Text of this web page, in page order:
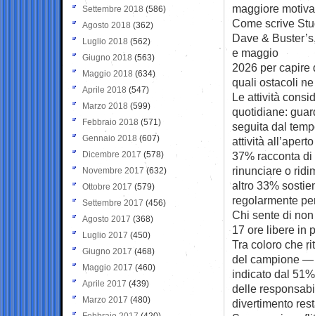
maggiore
Come scrive
Dave &
e maggio
2026 per capire
quali ostacoli
Le attività
quotidiane:
seguita dal
attività
37% racconta
rinunciare o
altro 33%
regolarmente
Chi sente di
17 ore libere in
Tra coloro che
del campione —
indicato dal
delle
divertimento
Settembre 2018 (586)
Agosto 2018 (362)
Luglio 2018 (562)
Giugno 2018 (563)
Maggio 2018 (634)
Aprile 2018 (547)
Marzo 2018 (599)
Febbraio 2018 (571)
Gennaio 2018 (607)
Dicembre 2017 (578)
Novembre 2017 (632)
Ottobre 2017 (579)
Settembre 2017 (456)
Agosto 2017 (368)
Luglio 2017 (450)
Giugno 2017 (468)
Maggio 2017 (460)
Aprile 2017 (439)
Marzo 2017 (480)